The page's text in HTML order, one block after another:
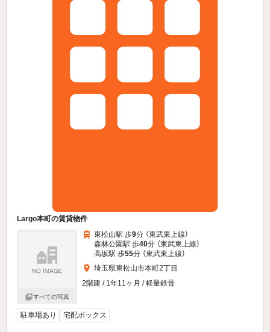
Largo本町の賃貸物件
すべての写真
東松山駅 歩9分 （東武東上線）
森林公園駅 歩40分 （東武東上線）
高坂駅 歩55分 （東武東上線）
埼玉県東松山市本町2丁目
2階建 / 1年11ヶ月 / 軽量鉄骨
駐車場あり 宅配ボックス